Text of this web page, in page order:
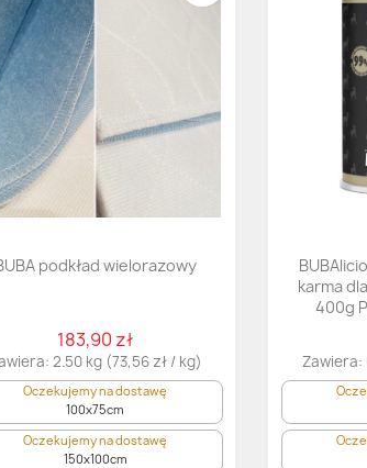
podkład wielorazowy
183,90 zł
2.50 kg (73,56 zł / kg)
Oczekujemy na dostawę
100x75cm
Oczekujemy na dostawę
150x100cm
karma
400g
Zawiera: